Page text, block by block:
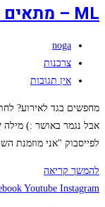
ML – מתאים לי
מחבר:
noga
קטגוריה:
צרכנות
תגובות:
אין תגובות
מחפשים בגד לאירוע?
אבל נגמר באושר :)
לפייסבוק "אני מוזמנת
להמשך קריאהML
–
Youtube Instagram